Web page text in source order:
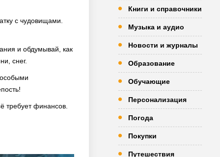
с чудовищами.
и обдумывай, как
снег.
требует финансов.
Книги и справочники
Музыка и аудио
Новости и журналы
Образование
Обучающие
Персонализация
Погода
Покупки
Путешествия